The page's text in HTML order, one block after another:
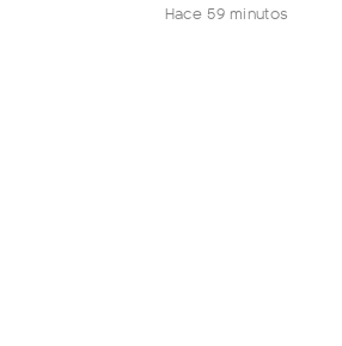
Hace 59 minutos